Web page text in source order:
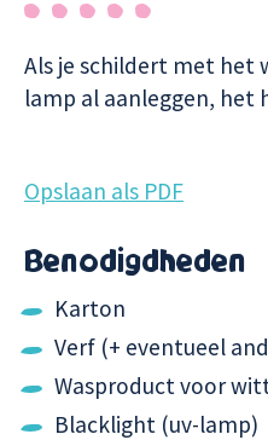
Als je schildert met het
lamp al aanleggen, het
Opslaan als PDF
Benodigdheden
Karton
Verf (+ eventueel
Wasproduct voor
Blacklight (uv-lamp)